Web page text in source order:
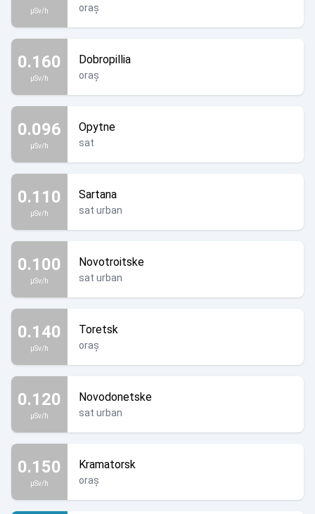
µSv/h oraș
0.160
µSv/h
Dobropillia
oraș
0.096
µSv/h
Opytne
sat
0.110
µSv/h
Sartana
sat urban
0.100
µSv/h
Novotroitske
sat urban
0.140
µSv/h
Toretsk
oraș
0.120
µSv/h
Novodonetske
sat urban
0.150
µSv/h
Kramatorsk
oraș